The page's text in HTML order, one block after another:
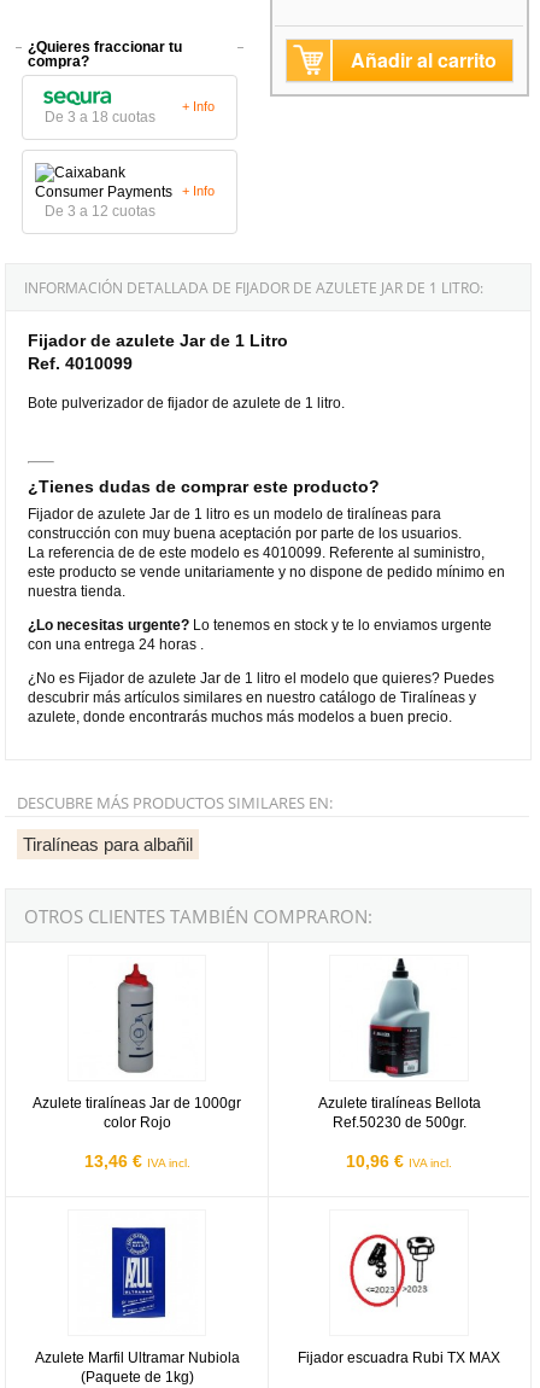
¿Quieres fraccionar tu
compra?
De 3 a 18 cuotas
+ Info
De 3 a 12 cuotas
+ Info
Añadir al carrito
INFORMACIÓN DETALLADA DE FIJADOR DE AZULETE JAR DE 1 LITRO:
Fijador de azulete Jar de 1 Litro
Ref. 4010099
Bote pulverizador de fijador de azulete de 1 litro.
¿Tienes dudas de comprar este producto?
Fijador de azulete Jar de 1 litro es un modelo de tiralíneas para
construcción con muy buena aceptación por parte de los usuarios.
La referencia de de este modelo es 4010099. Referente al suministro,
este producto se vende unitariamente y no dispone de pedido mínimo en
nuestra tienda.
¿Lo necesitas urgente? Lo tenemos en stock y te lo enviamos urgente
con una entrega 24 horas .
¿No es Fijador de azulete Jar de 1 litro el modelo que quieres? Puedes
descubrir más artículos similares en nuestro catálogo de Tiralíneas y
azulete, donde encontrarás muchos más modelos a buen precio.
DESCUBRE MÁS PRODUCTOS SIMILARES EN:
Tiralíneas para albañil
OTROS CLIENTES TAMBIÉN COMPRARON:
Azulete tiralíneas Jar de 1000gr
color Rojo
13,46 € IVA incl.
Azulete tiralíneas Bellota
Ref.50230 de 500gr.
10,96 € IVA incl.
Azulete tiralíneas Bellota
Azulete Marfil Ultramar Nubiola
(Paquete de 1kg)
Fijador escuadra Rubi TX MAX